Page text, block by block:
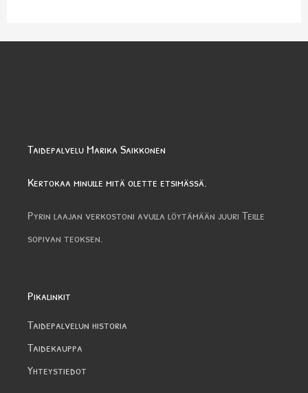
Taidepalvelu Marika Saikkonen
Kertokaa minulle mitä olette etsimässä.
Pyrin laajan verkostoni avulla löytämään juuri Teille
sopivan teoksen.
Pikalinkit
Taidepalvelun historia
Taidekauppa
Yhteystiedot